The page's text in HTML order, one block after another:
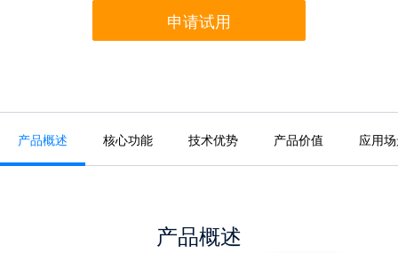
申请试用
产品概述 核心功能 技术优势 产品价值 应用
产品概述